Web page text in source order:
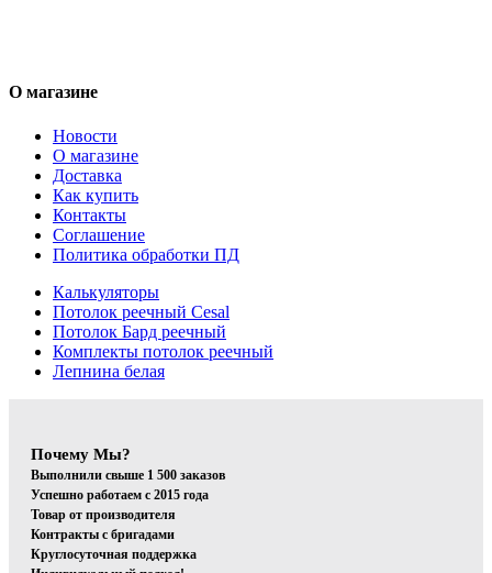
О магазине
Новости
О магазине
Доставка
Как купить
Контакты
Соглашение
Политика обработки ПД
Калькуляторы
Потолок реечный Cesal
Потолок Бард реечный
Комплекты потолок реечный
Лепнина белая
Почему Мы?
Выполнили свыше 1 500 заказов
Успешно работаем с 2015 года
Товар от производителя
Контракты с бригадами
Круглосуточная поддержка